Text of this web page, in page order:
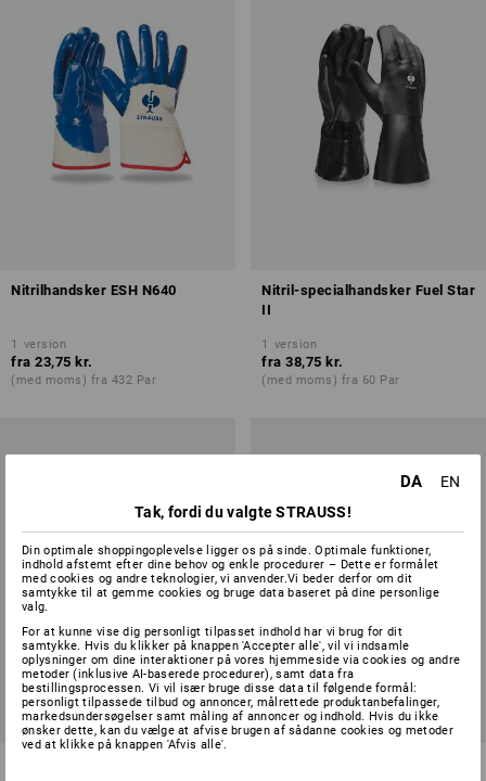
Nitrilhandsker ESH N640
1 version
fra 23,75 kr.
(med moms) fra 432 Par
Nitril-specialhandsker Fuel Star
II
1 version
fra 38,75 kr.
(med moms) fra 60 Par
DA
EN
Tak, fordi du valgte STRAUSS!
Din optimale shoppingoplevelse ligger os på sinde. Optimale funktioner,
indhold afstemt efter dine behov og enkle procedurer – Dette er formålet
med cookies og andre teknologier, vi anvender.Vi beder derfor om dit
samtykke til at gemme cookies og bruge data baseret på dine personlige
valg.
For at kunne vise dig personligt tilpasset indhold har vi brug for dit
samtykke. Hvis du klikker på knappen 'Accepter alle', vil vi indsamle
oplysninger om dine interaktioner på vores hjemmeside via cookies og andre
metoder (inklusive AI-baserede procedurer), samt data fra
bestillingsprocessen. Vi vil især bruge disse data til følgende formål:
personligt tilpassede tilbud og annoncer, målrettede produktanbefalinger,
markedsundersøgelser samt måling af annoncer og indhold. Hvis du ikke
ønsker dette, kan du vælge at afvise brugen af sådanne cookies og metoder
ved at klikke på knappen 'Afvis alle'.